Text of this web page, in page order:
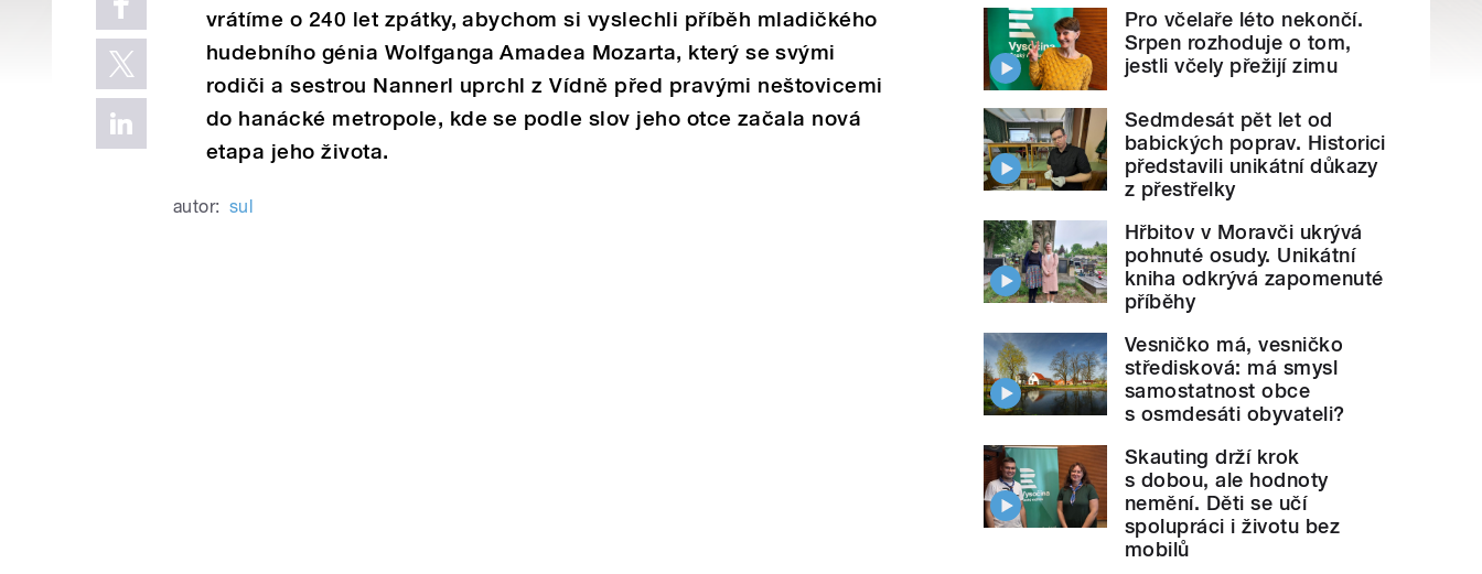
vrátíme o 240 let zpátky, abychom si vyslechli příběh mladičkého
hudebního génia Wolfganga Amadea Mozarta, který se svými
rodiči a sestrou Nannerl uprchl z Vídně před pravými neštovicemi
do hanácké metropole, kde se podle slov jeho otce začala nová
etapa jeho života.
autor: sul
Pro včelaře léto nekončí.
Srpen rozhoduje o tom,
jestli včely přežijí zimu
Sedmdesát pět let od
babických poprav. Historici
představili unikátní důkazy
z přestřelky
Hřbitov v Moravči ukrývá
pohnuté osudy. Unikátní
kniha odkrývá zapomenuté
příběhy
Vesničko má, vesničko
středisková: má smysl
samostatnost obce
s osmdesáti obyvateli?
Skauting drží krok
s dobou, ale hodnoty
nemění. Děti se učí
spolupráci i životu bez
mobilů